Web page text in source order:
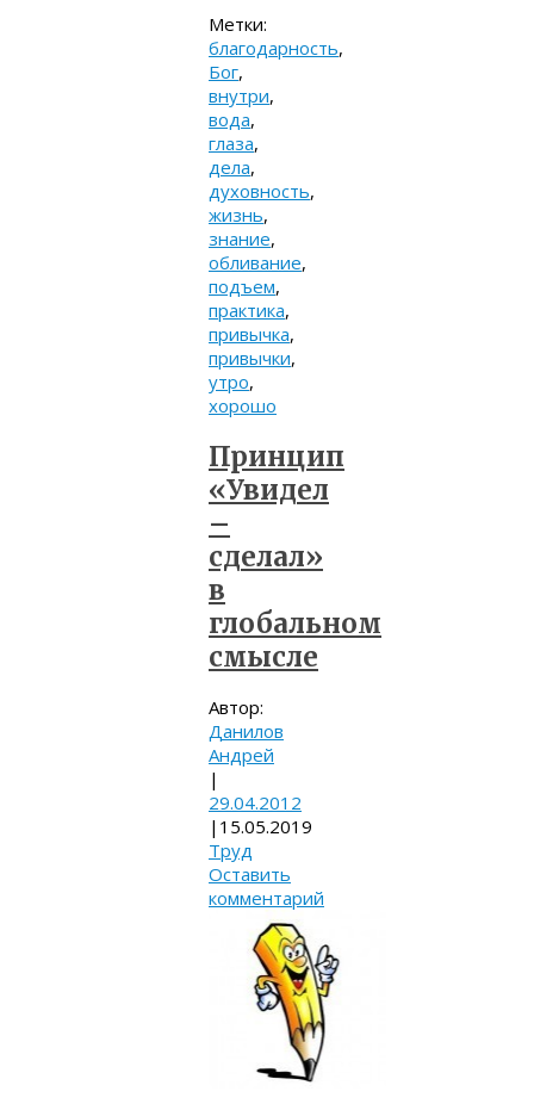
Метки:
благодарность,
Бог,
внутри,
вода,
глаза,
дела,
духовность,
жизнь,
знание,
обливание,
подъем,
практика,
привычка,
привычки,
утро,
хорошо
Принцип
«Увидел
–
сделал»
в
глобальном
смысле
Автор:
Данилов
Андрей
|
29.04.2012
| 15.05.2019
Труд
Оставить
комментарий